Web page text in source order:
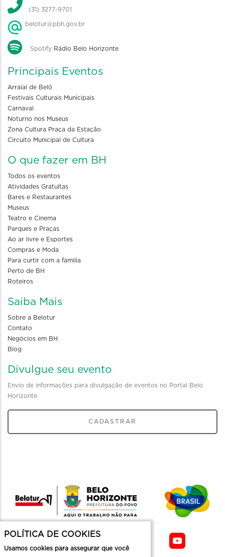
(31) 3277-9701
belotur@pbh.gov.br
Spotify Rádio Belo Horizonte
Principais Eventos
Arraial de Belô
Festivais Culturais Municipais
Carnaval
Noturno nos Museus
Zona Cultura Praça da Estação
Circuito Municipal de Cultura
O que fazer em BH
Todos os eventos
Atividades Gratuitas
Bares e Restaurantes
Museus
Teatro e Cinema
Parques e Praças
Ao ar livre e Esportes
Compras e Moda
Para curtir com a familia
Perto de BH
Roteiros
Saiba Mais
Sobre a Belotur
Contato
Negócios em BH
Blog
Divulgue seu evento
Envio de informações para divulgação de eventos no Portal Belo
Horizonte
CADASTRAR
POLÍTICA DE COOKIES
Usamos cookies para assegurar que você